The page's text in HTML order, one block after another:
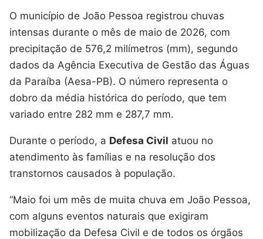
O município de João Pessoa registrou chuvas
intensas durante o mês de maio de 2026, com
precipitação de 576,2 milímetros (mm), segundo
dados da Agência Executiva de Gestão das Águas
da Paraíba (Aesa-PB). O número representa o
dobro da média histórica do período, que tem
variado entre 282 mm e 287,7 mm.
Durante o período, a Defesa Civil atuou no
atendimento às famílias e na resolução dos
transtornos causados à população.
“Maio foi um mês de muita chuva em João Pessoa,
com alguns eventos naturais que exigiram
mobilização da Defesa Civil e de todos os órgãos